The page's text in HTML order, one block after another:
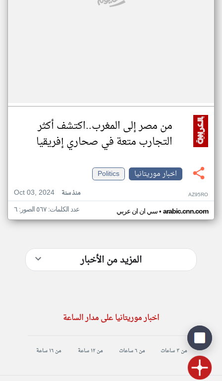
من مصر إلى المغرب..اكتشف أكثر
التجارب متعة في صحاري إفريقيا
اخبار موريتانيا
Politics
Oct 03, 2024
منذ سنة AZ95RO
سي ان ان عربي• arabic.cnn.com عدد الكلمات: ٥٦٧ الصور: ٦
المزيد من الأخبار
اخبار موريتانيا على مدار الساعة
من ٣ ساعات من ٦ ساعات من ١٢ ساعة من ١٦ ساعة